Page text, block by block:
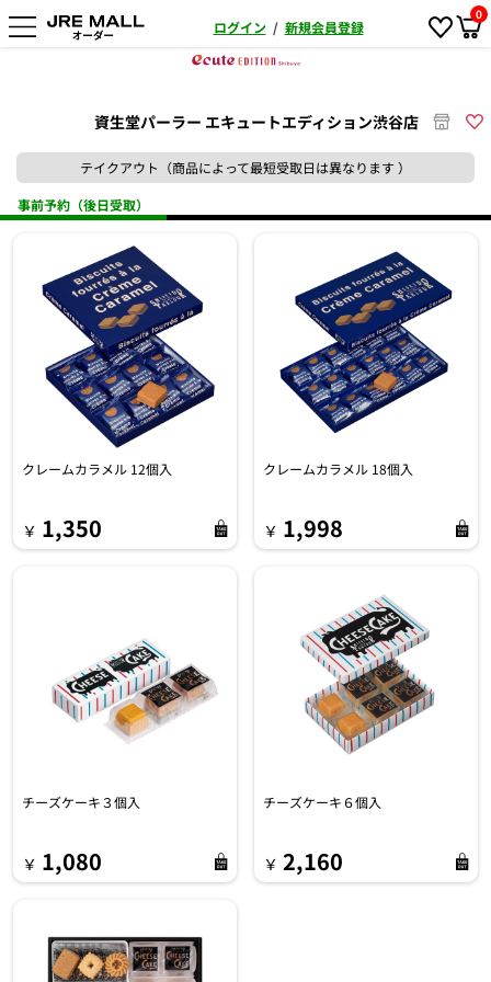
ログイン / 新規会員登録
0
資生堂パーラー エキュートエディション渋谷店
テイクアウト（商品によって最短受取日は異なります ）
事前予約（後日受取）
クレームカラメル 12個入
￥ 1,350
クレームカラメル 18個入
￥ 1,998
チーズケーキ３個入
￥ 1,080
チーズケーキ６個入
￥ 2,160